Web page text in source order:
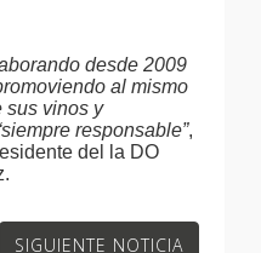
desde 2009
al mismo
sus vinos y
responsable”,
del la DO
SIGUIENTE NOTICIA